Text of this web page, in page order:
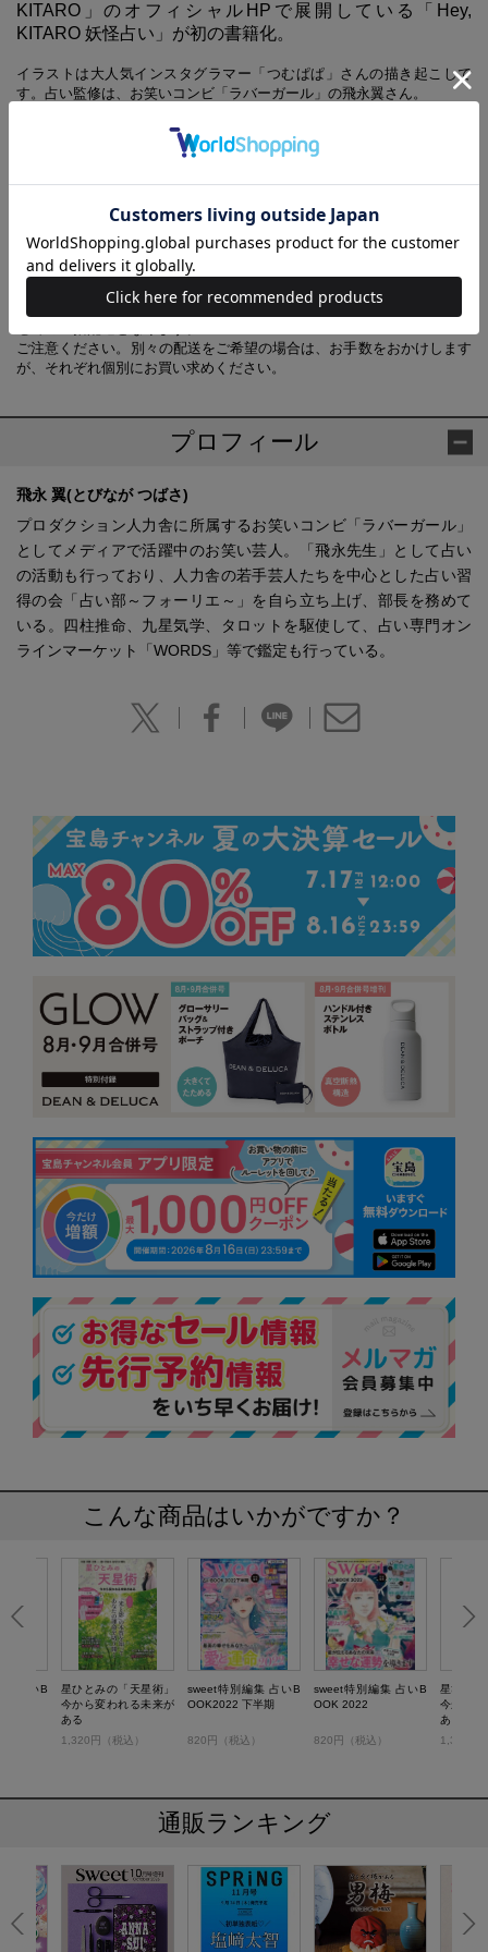
KITARO」のオフィシャルHPで展開している「Hey,
KITARO 妖怪占い」が初の書籍化。
イラストは大人気インスタグラマー「つむぱぱ」さんの描き起こしで
す。占い監修は、お笑いコンビ「ラバーガール」の飛永翼さん。
す。妖怪相性占いでは、相性のよい妖怪タイプを「恋愛」「友だち」
「仕事」の3パターンで紹介。
【あわせ買い時の配送について】
予約商品と他商品を同時にお求めの場合、最も発売日の遅い商品に合わ
ご注意ください。別々の配送をご希望の場合は、お手数をおかけします
が、それぞれ個別にお買い求めください。
プロフィール
飛永 翼(とびなが つばさ)
プロダクション人力舎に所属するお笑いコンビ「ラバーガール」
としてメディアで活躍中のお笑い芸人。「飛永先生」として占い
の活動も行っており、人力舎の若手芸人たちを中心とした占い習
得の会「占い部～フォーリエ～」を自ら立ち上げ、部長を務めて
いる。四柱推命、九星気学、タロットを駆使して、占い専門オン
ラインマーケット「WORDS」等で鑑定も行っている。
こんな商品はいかがですか？
占いB
星ひとみの「天星術」
今から変われる未来が
ある
1,320円（税込）
sweet特別編集 占いB
OOK2022 下半期
820円（税込）
sweet特別編集 占いB
OOK 2022
820円（税込）
星ひとみ
今から変
ある
1,320円
通販ランキング